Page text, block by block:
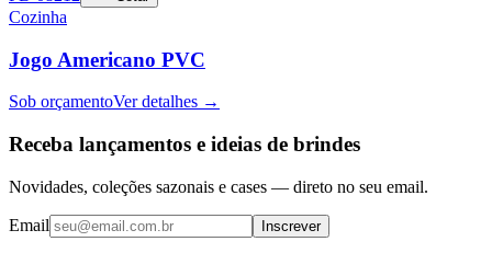
Cozinha
Jogo Americano PVC
Sob orçamentoVer detalhes →
Receba lançamentos e ideias de brindes
Novidades, coleções sazonais e cases — direto no seu email.
Email Inscrever